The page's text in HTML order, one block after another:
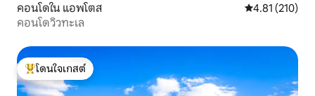
คอนโดใน แอพโตส คะแนนเฉลี่ย
4.81 (210)
คอนโดวิวทะเล
โดนใจเกสต์ที่สุด
โดนใจเกสต์